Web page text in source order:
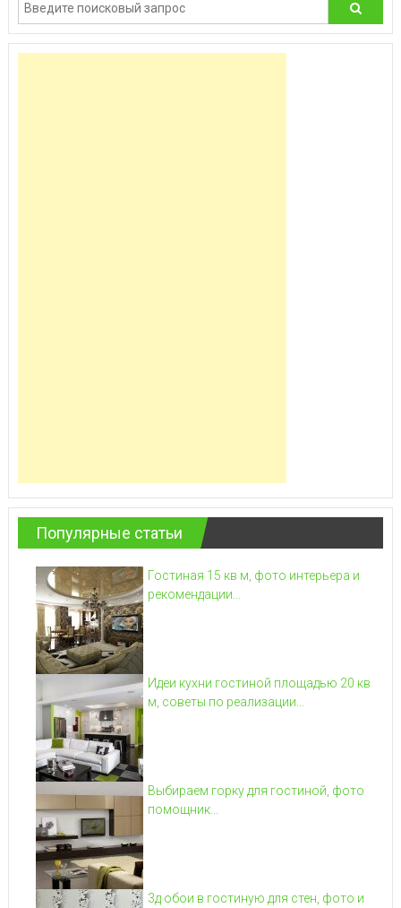
Популярные статьи
Гостиная 15 кв м, фото интерьера и
рекомендации...
Идеи кухни гостиной площадью 20 кв
м, советы по реализации...
Выбираем горку для гостиной, фото
помощник...
3д обои в гостиную для стен, фото и